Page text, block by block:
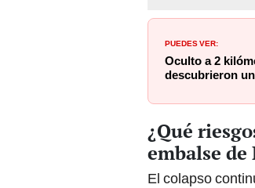
PUEDES VER:
Oculto a 2
descubrieron
¿Qué
embalse de
El colapso